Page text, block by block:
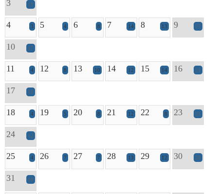
3 11
4 3 5 4 6 8 7 14 8 13 9 17
10 17
11 4 12 8 13 10 14 12 15 14 16 21
17 10
18 4 19 5 20 8 21 12 22 8 23 21
24 12
25 4 26 7 27 7 28 13 29 12 30 28
31 16